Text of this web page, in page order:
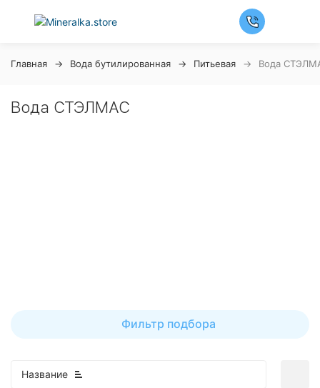
Главная Вода бутилированная Питьевая Вода
Вода СТЭЛМАС
Фильтр подбора
Название